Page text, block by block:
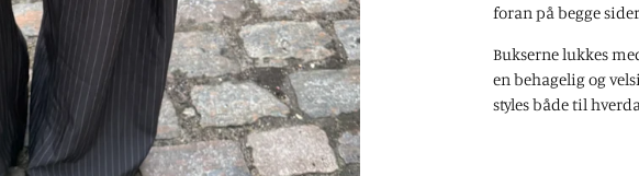
foran på begge
Bukserne lukkes
en behagelig og
styles både til